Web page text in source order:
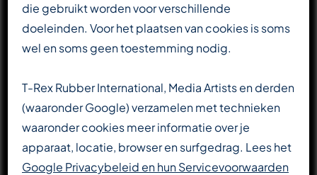
UW INTERNATIONALE
PARTNER IN DE
Totaalleverancier voor de transportbandenindustrie
DOWNLOAD CATALOGUS
die gebruikt worden voor verschillende
doeleinden. Voor het plaatsen van cookies is soms
wel en soms geen toestemming nodig.
T-Rex Rubber International, Media Artists en derden
(waaronder Google) verzamelen met technieken
waaronder cookies meer informatie over je
apparaat, locatie, browser en surfgedrag. Lees het
Google Privacybeleid en hun Servicevoorwaarden